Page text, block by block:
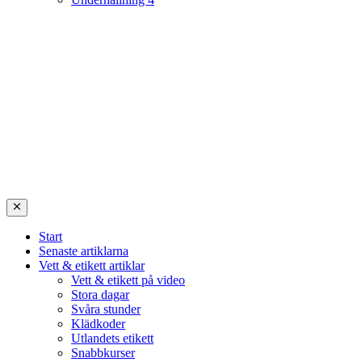
Start
Senaste artiklarna
Vett & etikett artiklar
Vett & etikett på video
Stora dagar
Svåra stunder
Klädkoder
Utlandets etikett
Snabbkurser